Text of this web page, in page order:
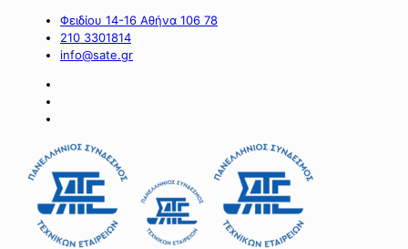
Φειδίου 14-16 Αθήνα 106 78
210 3301814
info@sate.gr